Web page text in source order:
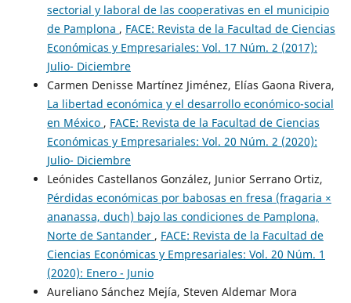
sectorial y laboral de las cooperativas en el municipio
de Pamplona , FACE: Revista de la Facultad de Ciencias
Económicas y Empresariales: Vol. 17 Núm. 2 (2017):
Julio- Diciembre
Carmen Denisse Martínez Jiménez, Elías Gaona Rivera,
La libertad económica y el desarrollo económico-social
en México , FACE: Revista de la Facultad de Ciencias
Económicas y Empresariales: Vol. 20 Núm. 2 (2020):
Julio- Diciembre
Leónides Castellanos González, Junior Serrano Ortiz,
Pérdidas económicas por babosas en fresa (fragaria ×
ananassa, duch) bajo las condiciones de Pamplona,
Norte de Santander , FACE: Revista de la Facultad de
Ciencias Económicas y Empresariales: Vol. 20 Núm. 1
(2020): Enero - Junio
Aureliano Sánchez Mejía, Steven Aldemar Mora